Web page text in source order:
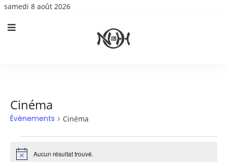
samedi 8 août 2026
Cinéma
Évènements Cinéma
Évènements
Notice Aucun résultat trouvé.